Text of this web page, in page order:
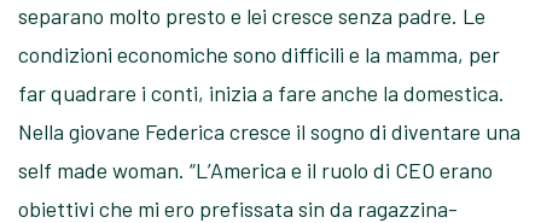
separano molto presto e lei cresce senza padre. Le
condizioni economiche sono difficili e la mamma, per
far quadrare i conti, inizia a fare anche la domestica.
Nella giovane Federica cresce il sogno di diventare una
self made woman. “L’America e il ruolo di CEO erano
obiettivi che mi ero prefissata sin da ragazzina-